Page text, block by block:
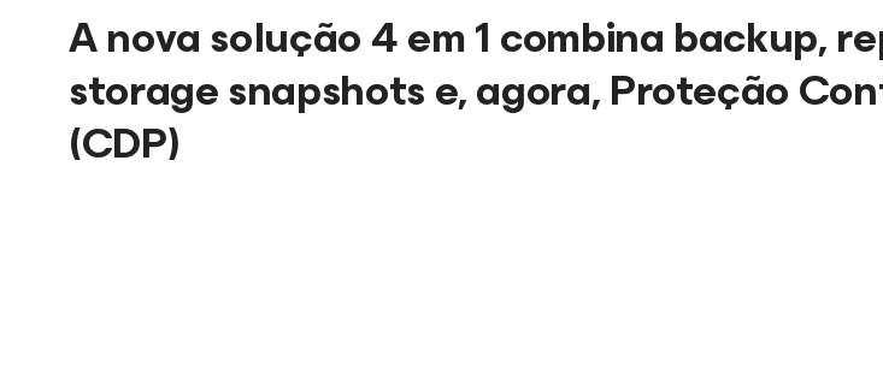
A nova solução 4 em 1 combina backup,
storage snapshots e, agora, Proteção
(CDP)